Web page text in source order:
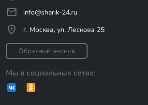
info@sharik-24.ru
г. Москва, ул. Лескова 25
Обратный звонок
Мы в социальных сетях: